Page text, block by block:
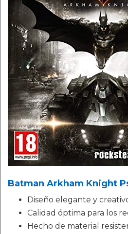
Batman Arkham Knight
Diseño elegante y
Calidad óptima para los
Hecho de material